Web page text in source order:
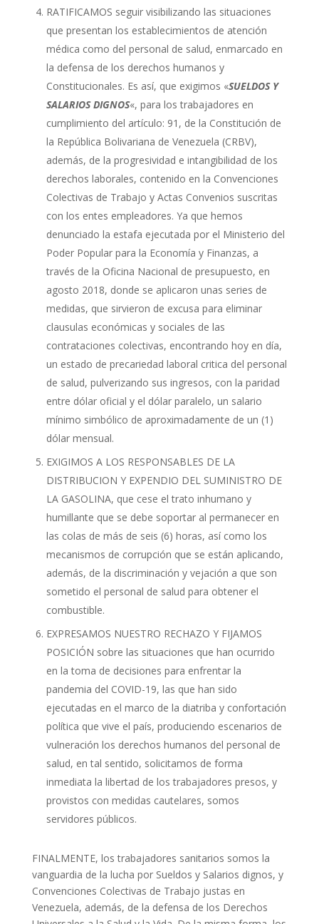
RATIFICAMOS seguir visibilizando las situaciones
que presentan los establecimientos de atención
médica como del personal de salud, enmarcado en
la defensa de los derechos humanos y
Constitucionales. Es así, que exigimos «SUELDOS Y
SALARIOS DIGNOS«, para los trabajadores en
cumplimiento del artículo: 91, de la Constitución de
la República Bolivariana de Venezuela (CRBV),
además, de la progresividad e intangibilidad de los
derechos laborales, contenido en la Convenciones
Colectivas de Trabajo y Actas Convenios suscritas
con los entes empleadores. Ya que hemos
denunciado la estafa ejecutada por el Ministerio del
Poder Popular para la Economía y Finanzas, a
través de la Oficina Nacional de presupuesto, en
agosto 2018, donde se aplicaron unas series de
medidas, que sirvieron de excusa para eliminar
clausulas económicas y sociales de las
contrataciones colectivas, encontrando hoy en día,
un estado de precariedad laboral critica del personal
de salud, pulverizando sus ingresos, con la paridad
entre dólar oficial y el dólar paralelo, un salario
mínimo simbólico de aproximadamente de un (1)
dólar mensual.
EXIGIMOS A LOS RESPONSABLES DE LA
DISTRIBUCION Y EXPENDIO DEL SUMINISTRO DE
LA GASOLINA, que cese el trato inhumano y
humillante que se debe soportar al permanecer en
las colas de más de seis (6) horas, así como los
mecanismos de corrupción que se están aplicando,
además, de la discriminación y vejación a que son
sometido el personal de salud para obtener el
combustible.
EXPRESAMOS NUESTRO RECHAZO Y FIJAMOS
POSICIÓN sobre las situaciones que han ocurrido
en la toma de decisiones para enfrentar la
pandemia del COVID-19, las que han sido
ejecutadas en el marco de la diatriba y confortación
política que vive el país, produciendo escenarios de
vulneración los derechos humanos del personal de
salud, en tal sentido, solicitamos de forma
inmediata la libertad de los trabajadores presos, y
provistos con medidas cautelares, somos
servidores públicos.
FINALMENTE, los trabajadores sanitarios somos la
vanguardia de la lucha por Sueldos y Salarios dignos, y
Convenciones Colectivas de Trabajo justas en
Venezuela, además, de la defensa de los Derechos